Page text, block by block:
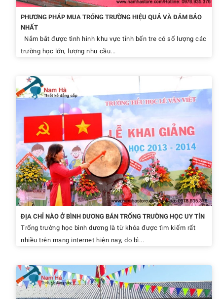
PHƯƠNG PHÁP MUA TRỐNG TRƯỜNG HIỆU QUẢ VÀ ĐẢM BẢO
NHẤT
Nắm bắt được tình hình khu vực tỉnh bến tre có số lượng các
trường học lớn, lượng nhu cầu...
ĐỊA CHỈ NÀO Ở BÌNH DƯƠNG BÁN TRỐNG TRƯỜNG HỌC UY TÍN
Trống trường học bình dương là từ khóa được tìm kiếm rất
nhiều trên mạng internet hiện nay, do bì...